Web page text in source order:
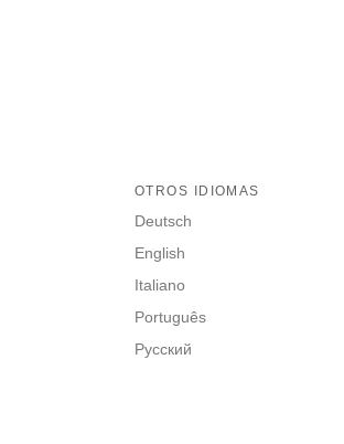
OTROS IDIOMAS
Deutsch
English
Italiano
Português
Русский